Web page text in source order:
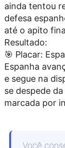
ainda tentou
defesa
até o apito
Resultado:
🎯 Placar:
Espanha
e segue na
se despede
marcada por
Você